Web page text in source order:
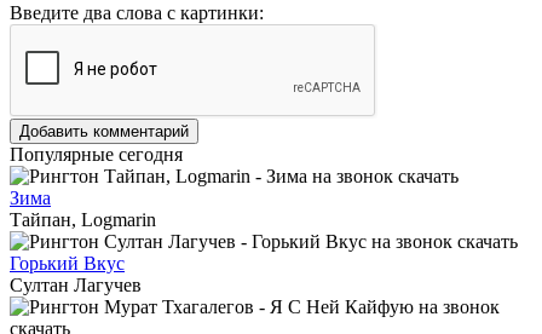
Введите два слова с картинки:
Добавить комментарий
Популярные сегодня
Зима
Тайпан, Logmarin
Горький Вкус
Султан Лагучев